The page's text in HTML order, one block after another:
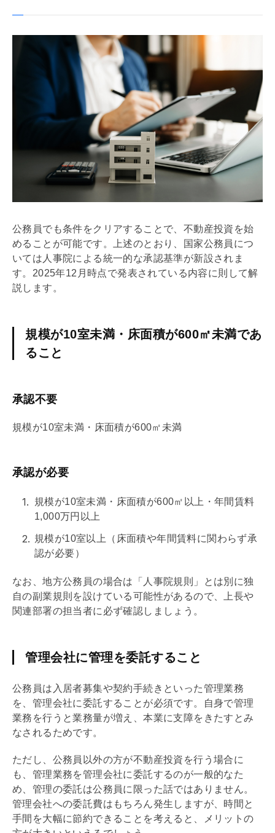
公務員でも条件をクリアすることで、不動産投資を始
めることが可能です。上述のとおり、国家公務員につ
いては人事院による統一的な承認基準が新設されま
す。2025年12月時点で発表されている内容に則して解
説します。
規模が10室未満・床面積が600㎡未満であ
ること
承認不要
規模が10室未満・床面積が600㎡未満
承認が必要
規模が10室未満・床面積が600㎡以上・年間賃料
1,000万円以上
規模が10室以上（床面積や年間賃料に関わらず承
認が必要）
なお、地方公務員の場合は「人事院規則」とは別に独
自の副業規則を設けている可能性があるので、上長や
関連部署の担当者に必ず確認しましょう。
管理会社に管理を委託すること
公務員は入居者募集や契約手続きといった管理業務
を、 管理会社に委託することが必須です。自身で管理
業務を行うと業務量が増え、本業に支障をきたすとみ
なされるためです。
ただし、公務員以外の方が不動産投資を行う場合に
も、管理業務を管理会社に委託するのが一般的なた
め、管理の委託は公務員に限った話ではありません。
管理会社への委託費はもちろん発生しますが、時間と
手間を大幅に節約できることを考えると、メリットの